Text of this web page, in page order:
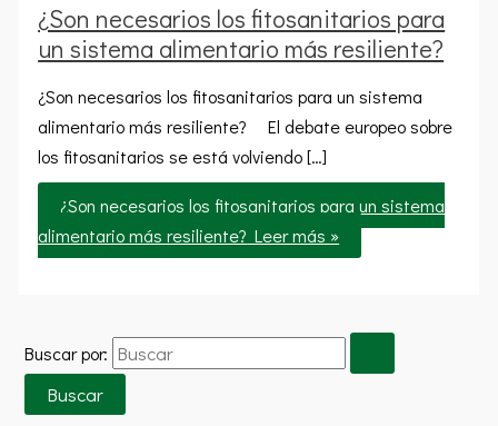
¿Son necesarios los fitosanitarios para
un sistema alimentario más resiliente?
¿Son necesarios los fitosanitarios para un sistema
alimentario más resiliente? El debate europeo sobre
los fitosanitarios se está volviendo […]
¿Son necesarios los fitosanitarios para un sistema
alimentario más resiliente? Leer más »
Buscar por: